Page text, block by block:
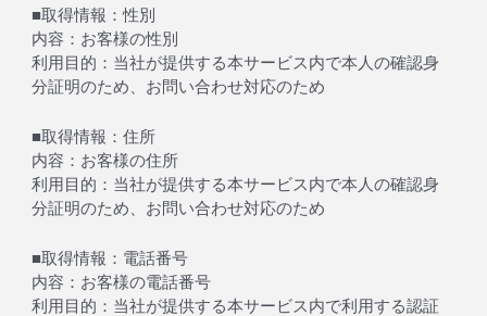
■取得情報：性別
内容：お客様の性別
利用目的：当社が提供する本サービス内で本人の確認身
分証明のため、お問い合わせ対応のため
■取得情報：住所
内容：お客様の住所
利用目的：当社が提供する本サービス内で本人の確認身
分証明のため、お問い合わせ対応のため
■取得情報：電話番号
内容：お客様の電話番号
利用目的：当社が提供する本サービス内で利用する認証